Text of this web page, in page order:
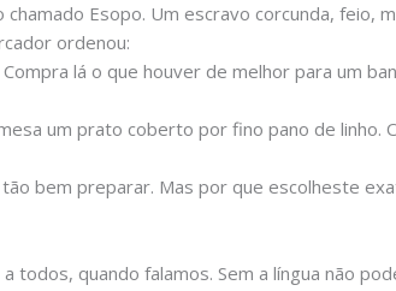
Esopo. Um escravo corcunda, feio,
ordenou:
lá o que houver de melhor para um
um prato coberto por fino pano de linho.
bem preparar. Mas por que escolheste
todos, quando falamos. Sem a língua não